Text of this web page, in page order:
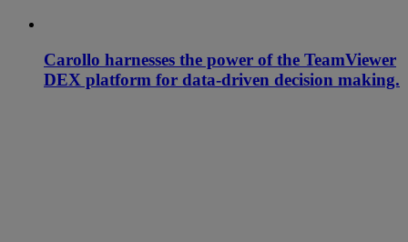
Carollo harnesses the power of the TeamViewer
DEX platform for data-driven decision making.